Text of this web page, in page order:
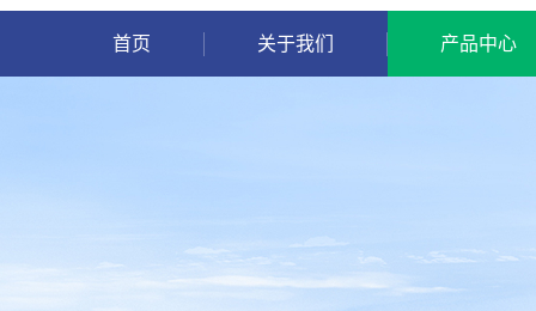
首页 关于我们 产品中心